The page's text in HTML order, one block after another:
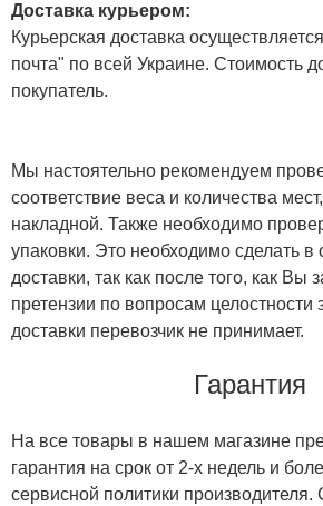
Доставка курьером:
Курьерская доставка
почта" по всей Украине. Стоимость
покупатель.
Мы настоятельно рекомендуем
соответствие веса и количества
накладной. Также необходимо
упаковки. Это необходимо сделать в
доставки, так как после того, как Вы
претензии по вопросам целостности
доставки перевозчик не принимает.
Гарантия
На все товары в нашем магазине
гарантия на срок от 2-х недель и
сервисной политики производителя.